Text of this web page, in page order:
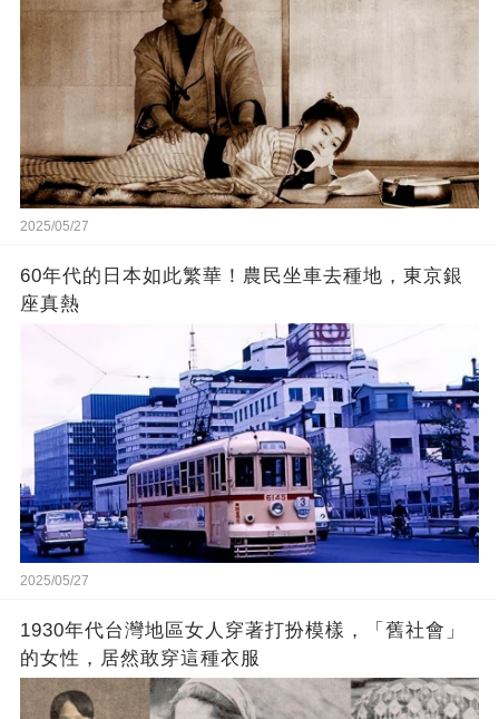
2025/05/27
60年代的日本如此繁華！農民坐車去種地，東京銀
座真熱
2025/05/27
1930年代台灣地區女人穿著打扮模樣，「舊社會」
的女性，居然敢穿這種衣服